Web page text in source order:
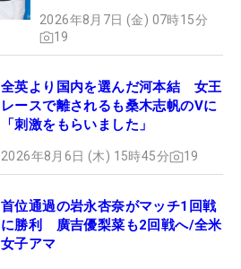
2026年8月7日 (金) 07時15分
19
全英より国内を選んだ河本結 女王
レースで離されるも桑木志帆のVに
「刺激をもらいました」
2026年8月6日 (木) 15時45分 19
首位通過の岩永杏奈がマッチ1回戦
に勝利 廣吉優梨菜も2回戦へ/全米
女子アマ